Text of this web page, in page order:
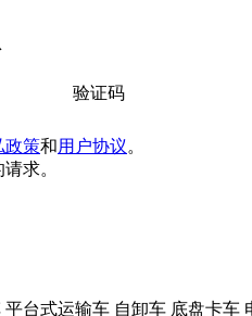
验证码
政策和用户协议。
求。
平台式运输车 自卸车 底盘卡车